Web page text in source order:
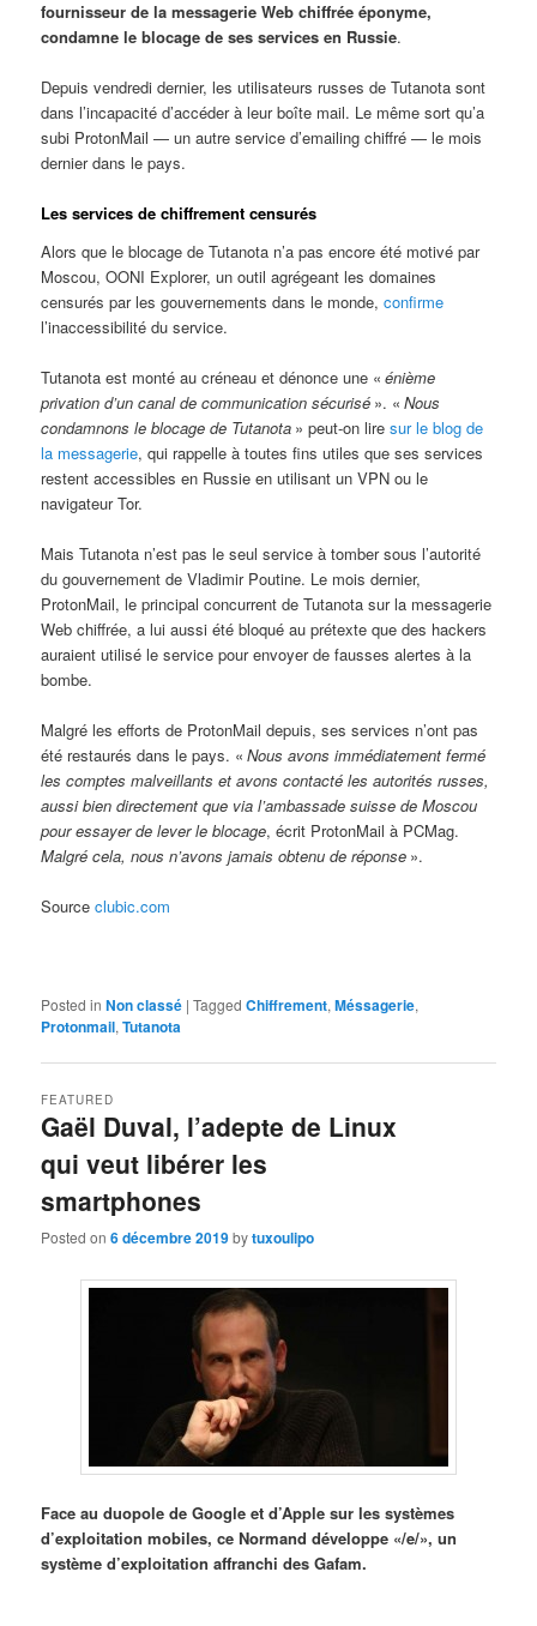
fournisseur de la messagerie Web chiffrée éponyme,
condamne le blocage de ses services en Russie.
Depuis vendredi dernier, les utilisateurs russes de Tutanota sont
dans l’incapacité d’accéder à leur boîte mail. Le même sort qu’a
subi ProtonMail — un autre service d’emailing chiffré — le mois
dernier dans le pays.
Les services de chiffrement censurés
Alors que le blocage de Tutanota n’a pas encore été motivé par
Moscou, OONI Explorer, un outil agrégeant les domaines
censurés par les gouvernements dans le monde,confirme
l’inaccessibilité du service.
Tutanota est monté au créneau et dénonce une «énième
privation d’un canal de communication sécurisé ». «Nous
condamnons le blocage de Tutanota » peut-on liresur le blog de
la messagerie, qui rappelle à toutes fins utiles que ses services
restent accessibles en Russie en utilisant un VPN ou le
navigateur Tor.
Mais Tutanota n’est pas le seul service à tomber sous l’autorité
du gouvernement de Vladimir Poutine. Le mois dernier,
ProtonMail, le principal concurrent de Tutanota sur la messagerie
Web chiffrée, a lui aussi été bloqué au prétexte que des hackers
auraient utilisé le service pour envoyer de fausses alertes à la
bombe.
Malgré les efforts de ProtonMail depuis, ses services n’ont pas
été restaurés dans le pays. «Nous avons immédiatement fermé
les comptes malveillants et avons contacté les autorités russes,
aussi bien directement que via l’ambassade suisse de Moscou
pour essayer de lever le blocage, écrit ProtonMail à PCMag.
Malgré cela, nous n’avons jamais obtenu de réponse ».
Sourceclubic.com
Posted in Non classé |Tagged Chiffrement,Méssagerie,
Protonmail,Tutanota
Gaël Duval, l’adepte de Linux
qui veut libérer les
smartphones
FEATURED
Posted on6 décembre 2019bytuxoulipo
Face au duopole de Google et d’Apple sur les systèmes
d’exploitation mobiles, ce Normand développe «/e/», un
système d’exploitation affranchi des Gafam.